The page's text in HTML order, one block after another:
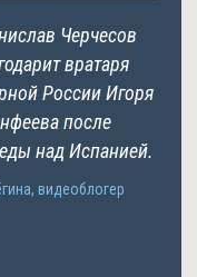
Черчесов
вратаря
России Игоря
после
над Испанией.
видеоблогер